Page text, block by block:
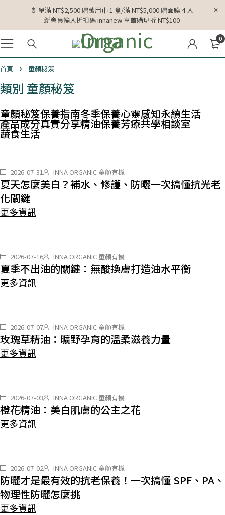
訂單滿 NT$2,500 贈萬用巾 1 盒/滿 NT$5,000 贈面膜 4 入
新會員輸入折扣碼 innanew 享首購現折 NT$100
0
首頁 童顏秘笈
類別 童顏秘笈
童顏秘笈保養指南冬季保養心靈感知永續生活
產品成分真實分享精油保養芳療共學相談室
蔬食生活
2026-07-31 INNA ORGANIC 童顏有機
夏天怎麼美白？補水、修護、防曬一次搞懂抗光老
化關鍵
更多資訊
2026-07-16 INNA ORGANIC 童顏有機
夏季不出油的關鍵：無酸換膚打造油水平衡
更多資訊
2026-07-07 INNA ORGANIC 童顏有機
玫瑰草精油：曠野孕育的溫柔滋養力量
更多資訊
2026-07-03 INNA ORGANIC 童顏有機
橙花精油：美白肌膚的公主之花
更多資訊
2026-07-02 INNA ORGANIC 童顏有機
防曬才是最有效的抗老保養！一次搞懂 SPF、PA、
物理性防曬怎麼挑
更多資訊